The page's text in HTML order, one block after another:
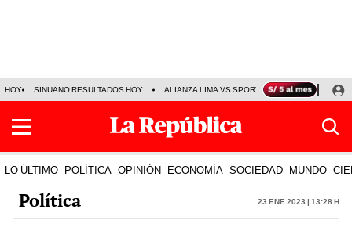
HOY SINUANO RESULTADOS HOY ALIANZA LIMA VS SPORT BOYS JORGE
LO ÚLTIMO POLÍTICA OPINIÓN ECONOMÍA SOCIEDAD MUNDO
Política 23 Ene 2023 | 13:28 h